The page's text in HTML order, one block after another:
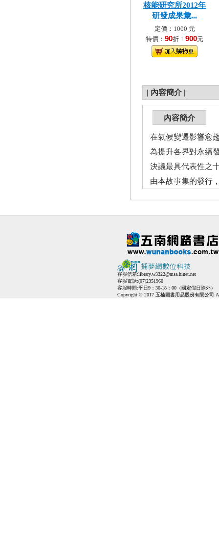
核能研究所2012年
研發成果彙...
定價：1000 元
特價： 90折！ 900元
| 內容簡介 |
內容簡介
在氣候變遷影響愈
為提升各界對永續
決議最具代表性之
由本故事集的發行
客服信箱:library.w3322@msa.hinet.net
客服電話:(07)2351960
客服時間:平日9：30-18：00（國定假日除外）
Copyright © 2017 五楠圖書用品股份有限公司